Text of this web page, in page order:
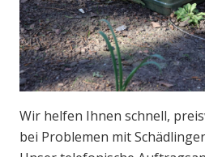
Wir helfen Ihnen schnell,
bei Problemen mit